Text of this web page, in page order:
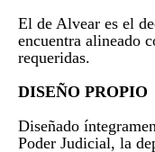
El de Alvear es el
encuentra alineado
requeridas.
DISEÑO PROPIO
Diseñado
Poder Judicial, la